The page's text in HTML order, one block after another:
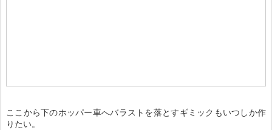
ここから下のホッパー車へバラストを落とすギミックもいつしか作
りたい。